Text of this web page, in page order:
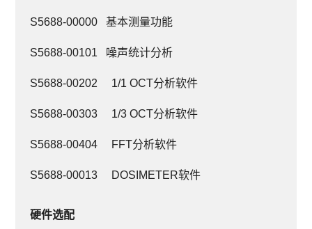
S5688-00000 基本测量功能
S5688-00101 噪声统计分析
S5688-00202 1/1 OCT分析软件
S5688-00303 1/3 OCT分析软件
S5688-00404 FFT分析软件
S5688-00013 DOSIMETER软件
硬件选配